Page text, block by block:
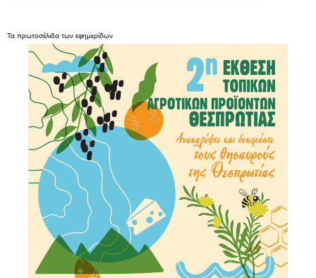
Τα πρωτοσέλιδα των εφημερίδων